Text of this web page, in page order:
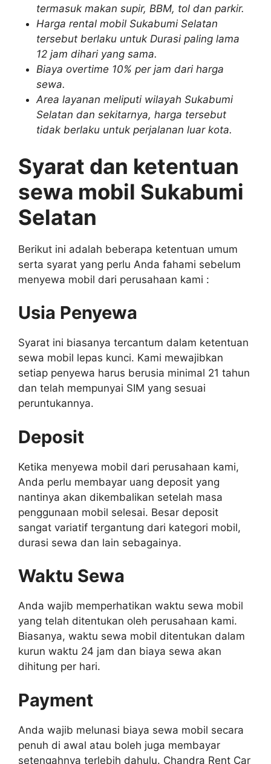
termasuk makan supir, BBM, tol dan parkir.
Harga rental mobil Sukabumi Selatan
tersebut berlaku untuk Durasi paling lama
12 jam dihari yang sama.
Biaya overtime 10% per jam dari harga
sewa.
Area layanan meliputi wilayah Sukabumi
Selatan dan sekitarnya, harga tersebut
tidak berlaku untuk perjalanan luar kota.
Syarat dan ketentuan
sewa mobil Sukabumi
Selatan
Berikut ini adalah beberapa ketentuan umum
serta syarat yang perlu Anda fahami sebelum
menyewa mobil dari perusahaan kami :
Usia Penyewa
Syarat ini biasanya tercantum dalam ketentuan
sewa mobil lepas kunci. Kami mewajibkan
setiap penyewa harus berusia minimal 21 tahun
dan telah mempunyai SIM yang sesuai
peruntukannya.
Deposit
Ketika menyewa mobil dari perusahaan kami,
Anda perlu membayar uang deposit yang
nantinya akan dikembalikan setelah masa
penggunaan mobil selesai. Besar deposit
sangat variatif tergantung dari kategori mobil,
durasi sewa dan lain sebagainya.
Waktu Sewa
Anda wajib memperhatikan waktu sewa mobil
yang telah ditentukan oleh perusahaan kami.
Biasanya, waktu sewa mobil ditentukan dalam
kurun waktu 24 jam dan biaya sewa akan
dihitung per hari.
Payment
Anda wajib melunasi biaya sewa mobil secara
penuh di awal atau boleh juga membayar
setengahnya terlebih dahulu. Chandra Rent Car